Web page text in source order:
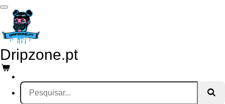
Salta
para
conteúdo
principal
Dripzone.pt